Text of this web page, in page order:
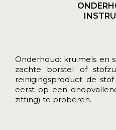
Onderhoud: kruimels en
zachte borstel of
reinigingsproduct de
eerst op een
zitting) te proberen.